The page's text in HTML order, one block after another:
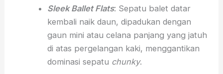
Sleek Ballet Flats: Sepatu balet datar
kembali naik daun, dipadukan dengan
gaun mini atau celana panjang yang jatuh
di atas pergelangan kaki, menggantikan
dominasi sepatu chunky.